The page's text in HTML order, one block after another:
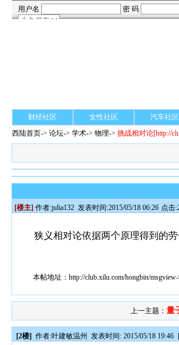
财经社区 女性社区 汽车社区
西陆首页->论坛->学术-> 物理->挑战相对论[http://
[楼主] 作者:julia132 发表时间:2015/05/18 06:26 点击
狭义相对论依据两个原理得到的
本帖地址：http://club.xilu.com/hongbin/
上一主题： 量
[2楼] 作者:叶建敏温州 发表时间: 2015/05/18 19:46